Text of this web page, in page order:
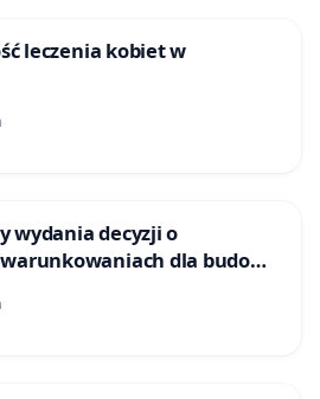
leczenia kobiet w
wydania decyzji o
dla budowy
biometanu „Krynki” w
oraz ochrony
Knyszyńskiej